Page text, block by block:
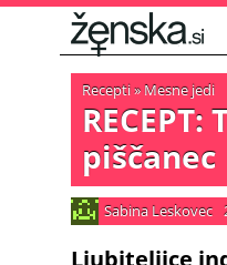
Recepti» Mesne jedi
piščanec
Sabina Leskovec
Ljubiteljice